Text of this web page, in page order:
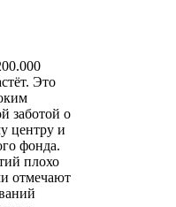
Это
заботой о
центру и
фонда.
плохо
отмечают